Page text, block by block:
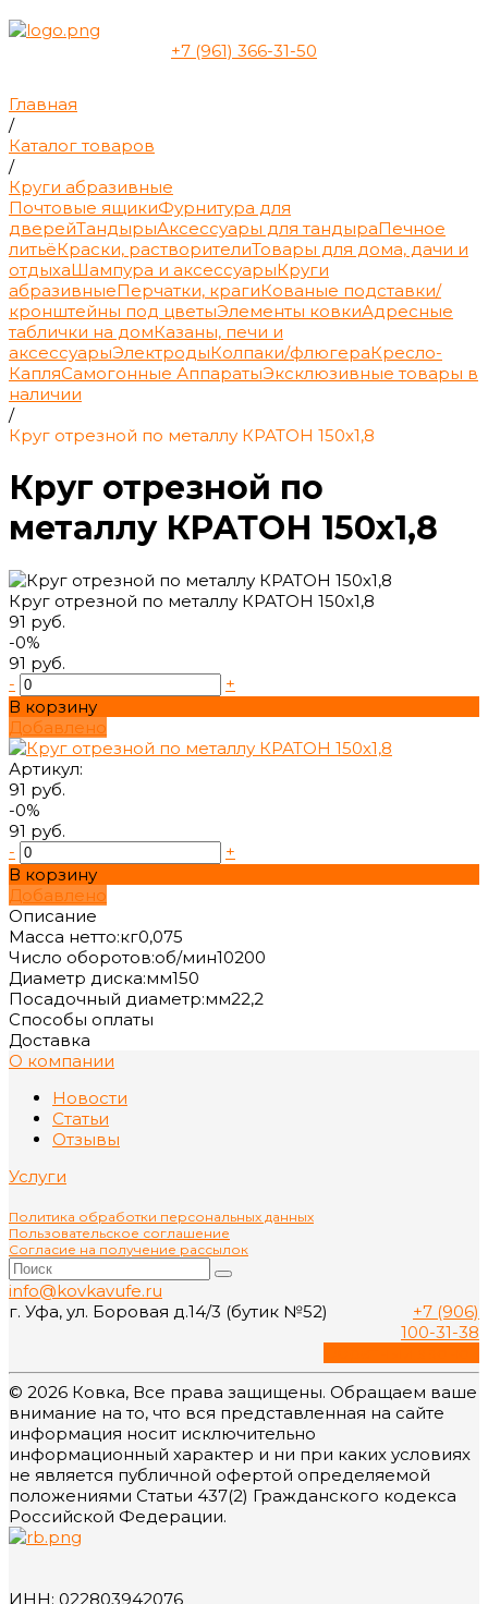
+7 (961) 366-31-50
Главная
/
Каталог товаров
/
Круги абразивные
Почтовые ящикиФурнитура для
дверейТандырыАксессуары для тандыраПечное
литьёКраски, растворителиТовары для дома, дачи и
отдыхаШампура и аксессуарыКруги
абразивныеПерчатки, крагиКованые подставки/
кронштейны под цветыЭлементы ковкиАдресные
таблички на домКазаны, печи и
аксессуарыЭлектродыКолпаки/флюгераКресло-
КапляСамогонные АппаратыЭксклюзивные товары в
наличии
/
Круг отрезной по металлу КРАТОН 150х1,8
Круг отрезной по
металлу КРАТОН 150х1,8
Круг отрезной по металлу КРАТОН 150х1,8
91 руб.
-0%
91 руб.
-
+
В корзину
Добавлено
Артикул:
91 руб.
-0%
91 руб.
-
+
В корзину
Добавлено
Описание
Масса нетто:кг0,075
Число оборотов:об/мин10200
Диаметр диска:мм150
Посадочный диаметр:мм22,2
Способы оплаты
Доставка
О компании
Новости
Статьи
Отзывы
Услуги
Политика обработки персональных данных
Пользовательское соглашение
Согласие на получение рассылок
info@kovkavufe.ru
г. Уфа, ул. Боровая д.14/3 (бутик №52)
+7 (906)
100-31-38
© 2026 Ковка, Все права защищены. Обращаем ваше
внимание на то, что вся представленная на сайте
информация носит исключительно
информационный характер и ни при каких условиях
не является публичной офертой определяемой
положениями Статьи 437(2) Гражданского кодекса
Российской Федерации.
ИНН: 022803942076